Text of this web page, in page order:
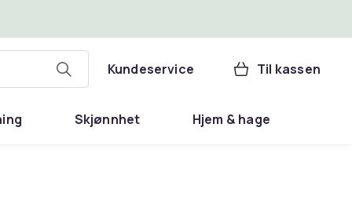
Kundeservice Til kassen
Skjønnhet Hjem & hage